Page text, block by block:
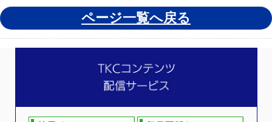
ページ一覧へ戻る